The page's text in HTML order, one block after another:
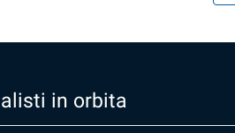
in orbita